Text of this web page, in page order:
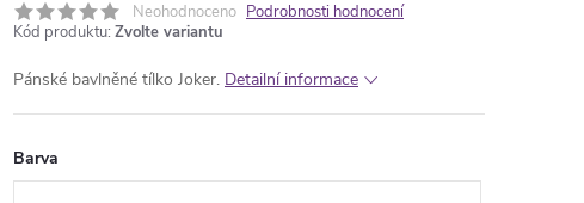
Neohodnoceno Podrobnosti hodnocení
Kód produktu: Zvolte variantu
Pánské bavlněné tílko Joker. Detailní informace
Barva